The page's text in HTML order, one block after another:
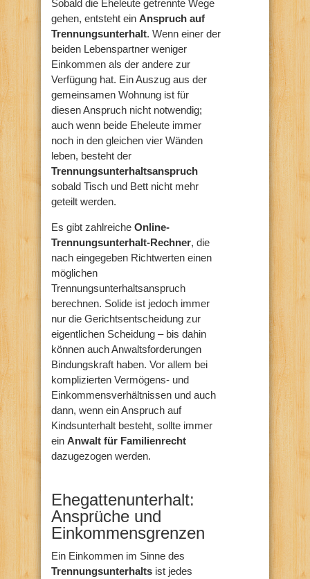
Sobald die Eheleute getrennte Wege
gehen, entsteht ein Anspruch auf
Trennungsunterhalt. Wenn einer der
beiden Lebenspartner weniger
Einkommen als der andere zur
Verfügung hat. Ein Auszug aus der
gemeinsamen Wohnung ist für
diesen Anspruch nicht notwendig;
auch wenn beide Eheleute immer
noch in den gleichen vier Wänden
leben, besteht der
Trennungsunterhaltsanspruch
sobald Tisch und Bett nicht mehr
geteilt werden.
Es gibt zahlreiche Online-
Trennungsunterhalt-Rechner, die
nach eingegeben Richtwerten einen
möglichen
Trennungsunterhaltsanspruch
berechnen. Solide ist jedoch immer
nur die Gerichtsentscheidung zur
eigentlichen Scheidung – bis dahin
können auch Anwaltsforderungen
Bindungskraft haben. Vor allem bei
komplizierten Vermögens- und
Einkommensverhältnissen und auch
dann, wenn ein Anspruch auf
Kindsunterhalt besteht, sollte immer
ein Anwalt für Familienrecht
dazugezogen werden.
Ehegattenunterhalt:
Ansprüche und
Einkommensgrenzen
Ein Einkommen im Sinne des
Trennungsunterhalts ist jedes